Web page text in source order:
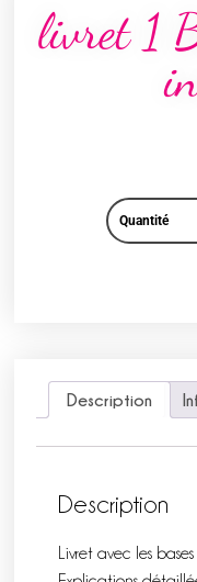
livret 1
Quantité
Description
Description
Livret avec les